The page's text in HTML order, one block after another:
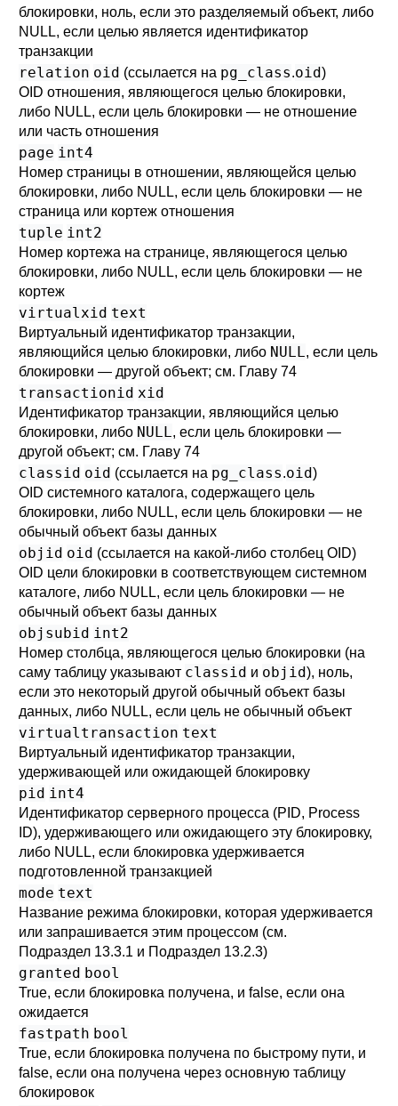
блокировки, ноль, если это разделяемый объект, либо
NULL, если целью является идентификатор
транзакции
relation oid (ссылается на pg_class.oid)
OID отношения, являющегося целью блокировки,
либо NULL, если цель блокировки — не отношение
или часть отношения
page int4
Номер страницы в отношении, являющейся целью
блокировки, либо NULL, если цель блокировки — не
страница или кортеж отношения
tuple int2
Номер кортежа на странице, являющегося целью
блокировки, либо NULL, если цель блокировки — не
кортеж
virtualxid text
Виртуальный идентификатор транзакции,
являющийся целью блокировки, либо NULL, если цель
блокировки — другой объект; см. Главу 74
transactionid xid
Идентификатор транзакции, являющийся целью
блокировки, либо NULL, если цель блокировки —
другой объект; см. Главу 74
classid oid (ссылается на pg_class.oid)
OID системного каталога, содержащего цель
блокировки, либо NULL, если цель блокировки — не
обычный объект базы данных
objid oid (ссылается на какой-либо столбец OID)
OID цели блокировки в соответствующем системном
каталоге, либо NULL, если цель блокировки — не
обычный объект базы данных
objsubid int2
Номер столбца, являющегося целью блокировки (на
саму таблицу указывают classid и objid), ноль,
если это некоторый другой обычный объект базы
данных, либо NULL, если цель не обычный объект
virtualtransaction text
Виртуальный идентификатор транзакции,
удерживающей или ожидающей блокировку
pid int4
Идентификатор серверного процесса (PID, Process
ID), удерживающего или ожидающего эту блокировку,
либо NULL, если блокировка удерживается
подготовленной транзакцией
mode text
Название режима блокировки, которая удерживается
или запрашивается этим процессом (см.
Подраздел 13.3.1 и Подраздел 13.2.3)
granted bool
True, если блокировка получена, и false, если она
ожидается
fastpath bool
True, если блокировка получена по быстрому пути, и
false, если она получена через основную таблицу
блокировок